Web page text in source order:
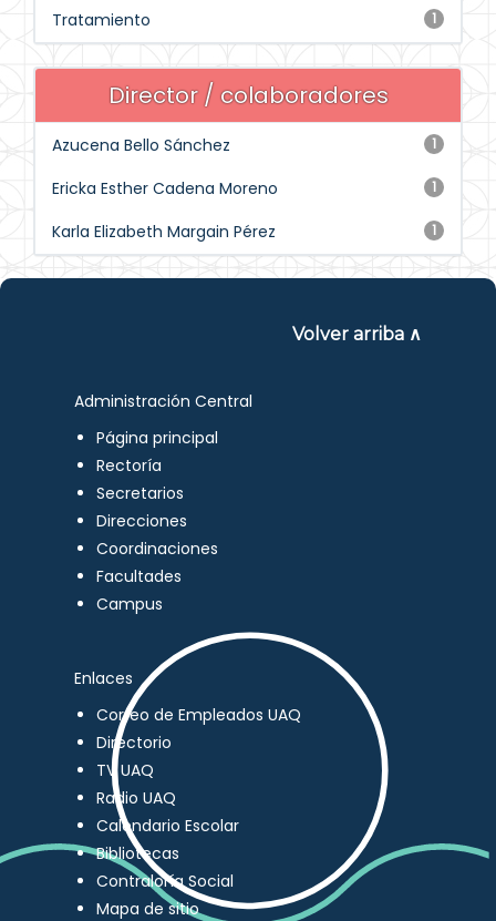
1
Tratamiento
Director / colaboradores
1
Azucena Bello Sánchez
1
Ericka Esther Cadena Moreno
1
Karla Elizabeth Margain Pérez
Volver arriba ∧
Administración Central
Página principal
Rectoría
Secretarios
Direcciones
Coordinaciones
Facultades
Campus
Enlaces
Correo de Empleados UAQ
Directorio
TV UAQ
Radio UAQ
Calendario Escolar
Bibliotecas
Contraloría Social
Mapa de sitio